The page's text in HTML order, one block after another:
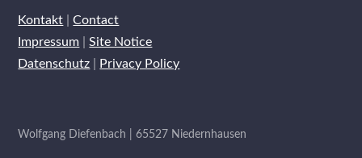
Kontakt |Contact
Impressum |Site Notice
Datenschutz
Privacy Policy
Wolfgang Diefenbach | 65527 Niedernhausen